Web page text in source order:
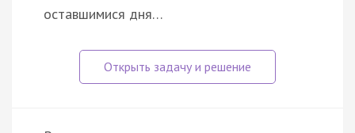
оставшимися дня…